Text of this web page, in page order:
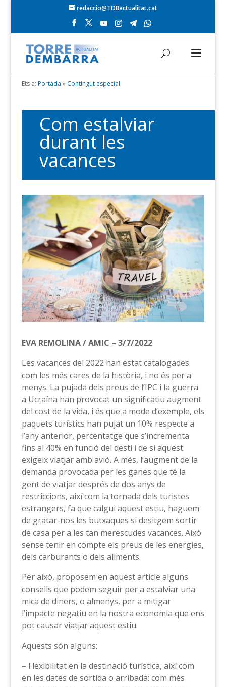
redaccio@TDBactualitat.cat
Ets a: Portada » Contingut especial
Com estalviar
durant les
vacances
EVA REMOLINA / AMIC – 3/7/2022
Les vacances del 2022 han estat catalogades
com les més cares de la història, i no és per a
menys. La pujada dels preus de l’IPC i la guerra
a Ucraïna han provocat un significatiu augment
del cost de la vida, i és que a mode d’exemple, els
paquets turístics han pujat un 10% respecte a
l’any anterior, percentatge que s’incrementa
fins al 40% en funció del destí i de si aquest
exigeix viatjar amb avió. A més, l’augment de la
demanda provocada per les ganes que té la
gent de viatjar després de dos anys de
restriccions, així com la tornada dels turistes
estrangers, fa que calgui aquest estiu, haguem
de gratar-nos les butxaques si desitgem sortir
de casa per a les tan merescudes vacances. Això
sense tenir en compte els preus de les energies,
dels carburants o dels aliments.
Per això, proposem en aquest article alguns
consells que podem seguir per a estalviar una
mica de diners, o almenys, per a mitigar
l’impacte negatiu en la nostra economia que ens
pot causar viatjar aquest estiu.
Aquests són alguns:
– Flexibilitat en la destinació turística, així com
en les dates de sortida o arribada: com més